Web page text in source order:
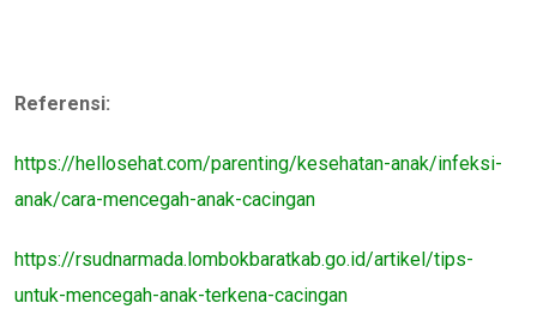
Referensi:
https://hellosehat.com/parenting/kesehatan-anak/infeksi-
anak/cara-mencegah-anak-cacingan
https://rsudnarmada.lombokbaratkab.go.id/artikel/tips-
untuk-mencegah-anak-terkena-cacingan